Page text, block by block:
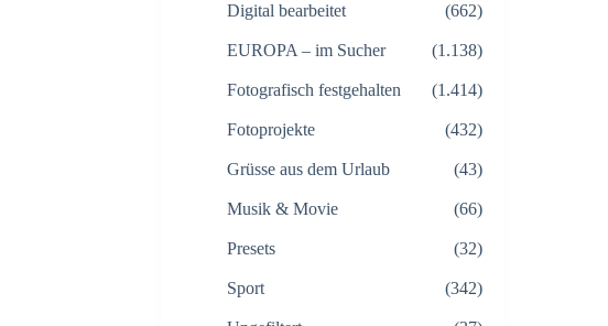
Digital bearbeitet (662)
EUROPA – im Sucher (1.138)
Fotografisch festgehalten (1.414)
Fotoprojekte (432)
Grüsse aus dem Urlaub (43)
Musik & Movie (66)
Presets (32)
Sport (342)